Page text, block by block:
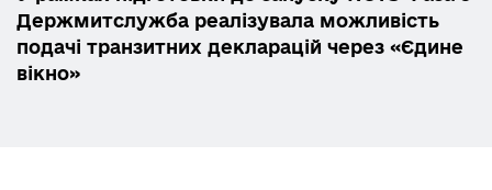
Держмитслужба реалізувала можливість
подачі транзитних декларацій через «Єдине
вікно»